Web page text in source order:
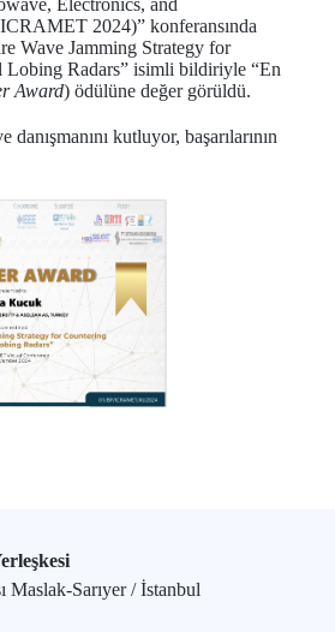
Electronics, and
2024)” konferansında
Wave Jamming Strategy for
Lobing Radars” isimli bildiriyle “En
Award) ödülüne değer görüldü.
kutluyor, başarılarının
Maslak-Sarıyer / İstanbul